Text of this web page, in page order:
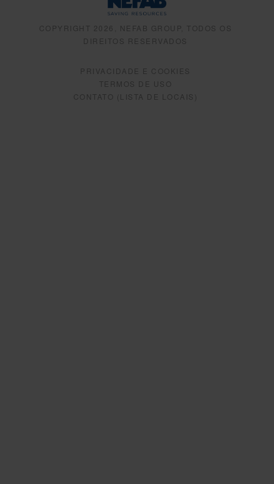
COPYRIGHT 2026, NEFAB GROUP, TODOS OS
DIREITOS RESERVADOS
PRIVACIDADE E COOKIES
TERMOS DE USO
CONTATO (LISTA DE LOCAIS)